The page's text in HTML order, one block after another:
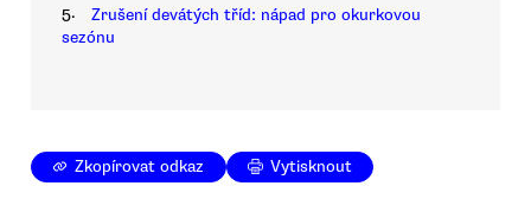
5.
Zrušení devátých tříd: nápad pro okurkovou
sezónu
Zkopírovat odkaz Vytisknout